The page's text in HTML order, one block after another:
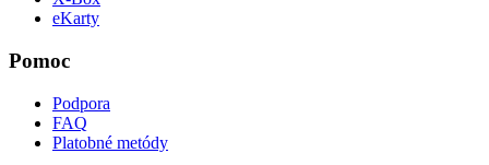
eKarty
Pomoc
Podpora
FAQ
Platobné metódy